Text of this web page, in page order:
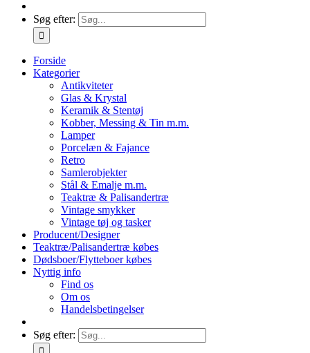
Søg efter:
Forside
Kategorier
Antikviteter
Glas & Krystal
Keramik & Stentøj
Kobber, Messing & Tin m.m.
Lamper
Porcelæn & Fajance
Retro
Samlerobjekter
Stål & Emalje m.m.
Teaktræ & Palisandertræ
Vintage smykker
Vintage tøj og tasker
Producent/Designer
Teaktræ/Palisandertræ købes
Dødsboer/Flytteboer købes
Nyttig info
Find os
Om os
Handelsbetingelser
Søg efter: